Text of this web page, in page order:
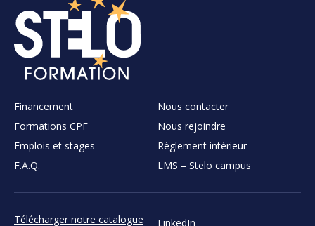
Financement
Formations CPF
Emplois et stages
F.A.Q.
Nous contacter
Nous rejoindre
Règlement intérieur
LMS – Stelo campus
Télécharger notre catalogue
LinkedIn